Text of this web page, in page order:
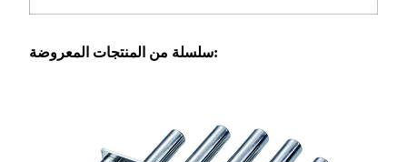
سلسلة من المنتجات المعروضة: